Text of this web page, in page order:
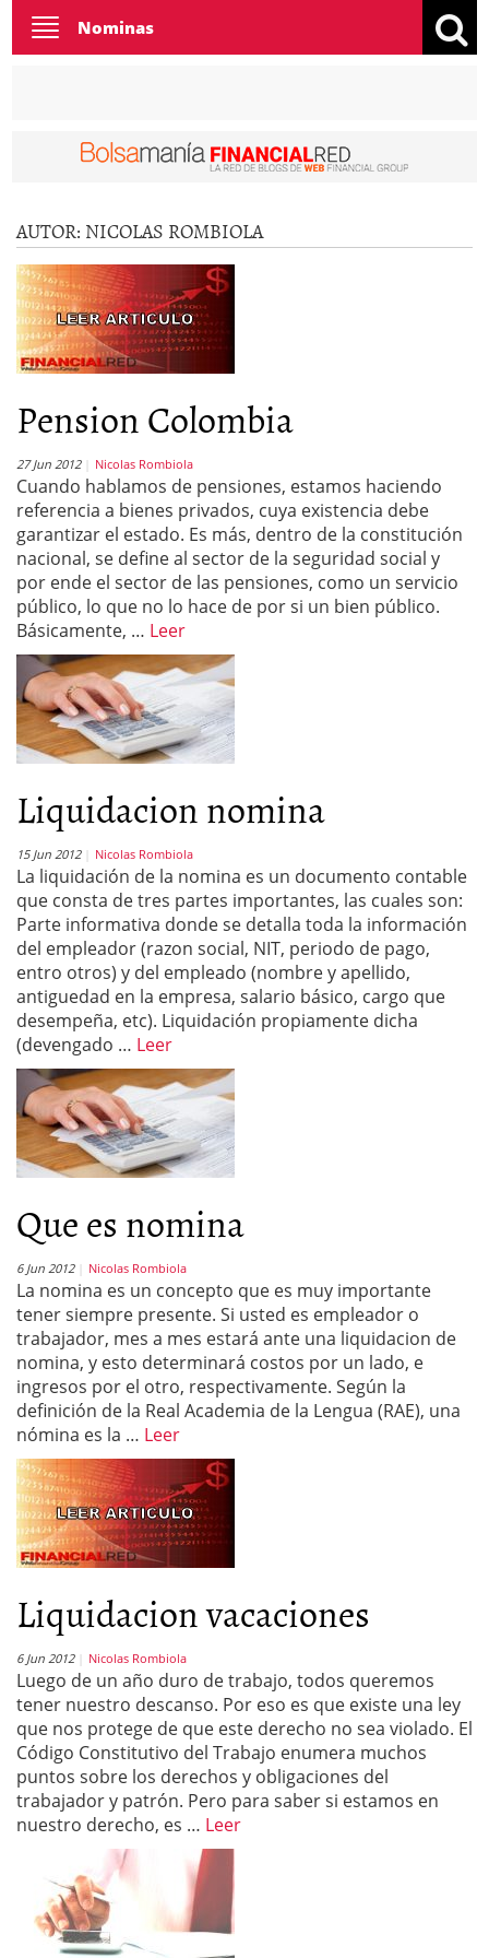
Toggle
navigation
Nominas
AUTOR: NICOLAS ROMBIOLA
Pension Colombia
27 Jun 2012 Nicolas Rombiola
Cuando hablamos de pensiones, estamos haciendo
referencia a bienes privados, cuya existencia debe
garantizar el estado. Es más, dentro de la constitución
nacional, se define al sector de la seguridad social y
por ende el sector de las pensiones, como un servicio
público, lo que no lo hace de por si un bien público.
Básicamente, … Leer
Liquidacion nomina
15 Jun 2012 Nicolas Rombiola
La liquidación de la nomina es un documento contable
que consta de tres partes importantes, las cuales son:
Parte informativa donde se detalla toda la información
del empleador (razon social, NIT, periodo de pago,
entro otros) y del empleado (nombre y apellido,
antiguedad en la empresa, salario básico, cargo que
desempeña, etc). Liquidación propiamente dicha
(devengado … Leer
Que es nomina
6 Jun 2012 Nicolas Rombiola
La nomina es un concepto que es muy importante
tener siempre presente. Si usted es empleador o
trabajador, mes a mes estará ante una liquidacion de
nomina, y esto determinará costos por un lado, e
ingresos por el otro, respectivamente. Según la
definición de la Real Academia de la Lengua (RAE), una
nómina es la … Leer
Liquidacion vacaciones
6 Jun 2012 Nicolas Rombiola
Luego de un año duro de trabajo, todos queremos
tener nuestro descanso. Por eso es que existe una ley
que nos protege de que este derecho no sea violado. El
Código Constitutivo del Trabajo enumera muchos
puntos sobre los derechos y obligaciones del
trabajador y patrón. Pero para saber si estamos en
nuestro derecho, es … Leer